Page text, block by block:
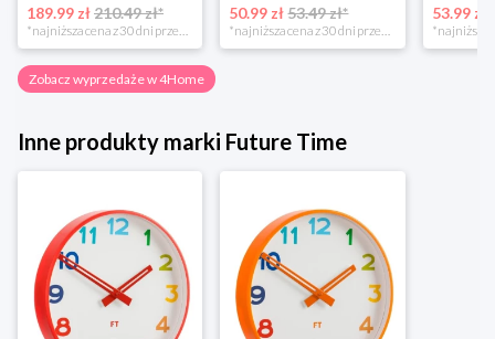
189.99 zł210.49 zł*
50.99 zł 53.49 zł* 53.99 zł
Zobacz wyprzedaże w 4Home
Inne produkty marki Future Time